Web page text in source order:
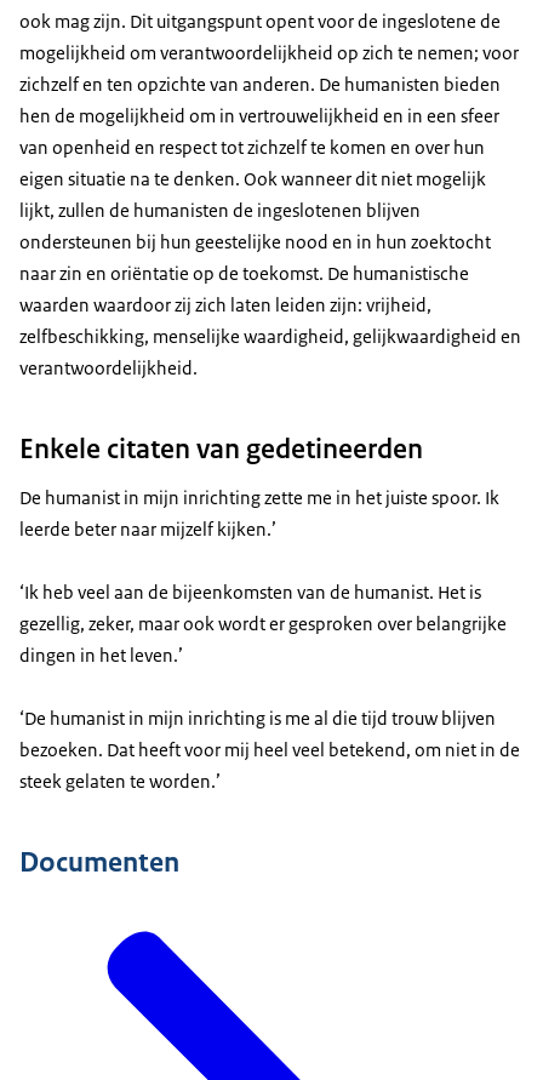
ook mag zijn. Dit uitgangspunt opent voor de ingeslotene de
mogelijkheid om verantwoordelijkheid op zich te nemen; voor
zichzelf en ten opzichte van anderen. De humanisten bieden
hen de mogelijkheid om in vertrouwelijkheid en in een sfeer
van openheid en respect tot zichzelf te komen en over hun
eigen situatie na te denken. Ook wanneer dit niet mogelijk
lijkt, zullen de humanisten de ingeslotenen blijven
ondersteunen bij hun geestelijke nood en in hun zoektocht
naar zin en oriëntatie op de toekomst. De humanistische
waarden waardoor zij zich laten leiden zijn: vrijheid,
zelfbeschikking, menselijke waardigheid, gelijkwaardigheid en
verantwoordelijkheid.
Enkele citaten van gedetineerden
De humanist in mijn inrichting zette me in het juiste spoor. Ik
leerde beter naar mijzelf kijken.’
‘Ik heb veel aan de bijeenkomsten van de humanist. Het is
gezellig, zeker, maar ook wordt er gesproken over belangrijke
dingen in het leven.’
‘De humanist in mijn inrichting is me al die tijd trouw blijven
bezoeken. Dat heeft voor mij heel veel betekend, om niet in de
steek gelaten te worden.’
Documenten